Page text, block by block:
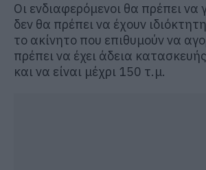
Οι ενδιαφερόμενοι θα πρέπει να
δεν θα πρέπει να έχουν
το ακίνητο που επιθυμούν να
πρέπει να έχει άδεια
και να είναι μέχρι 150 τ.μ.